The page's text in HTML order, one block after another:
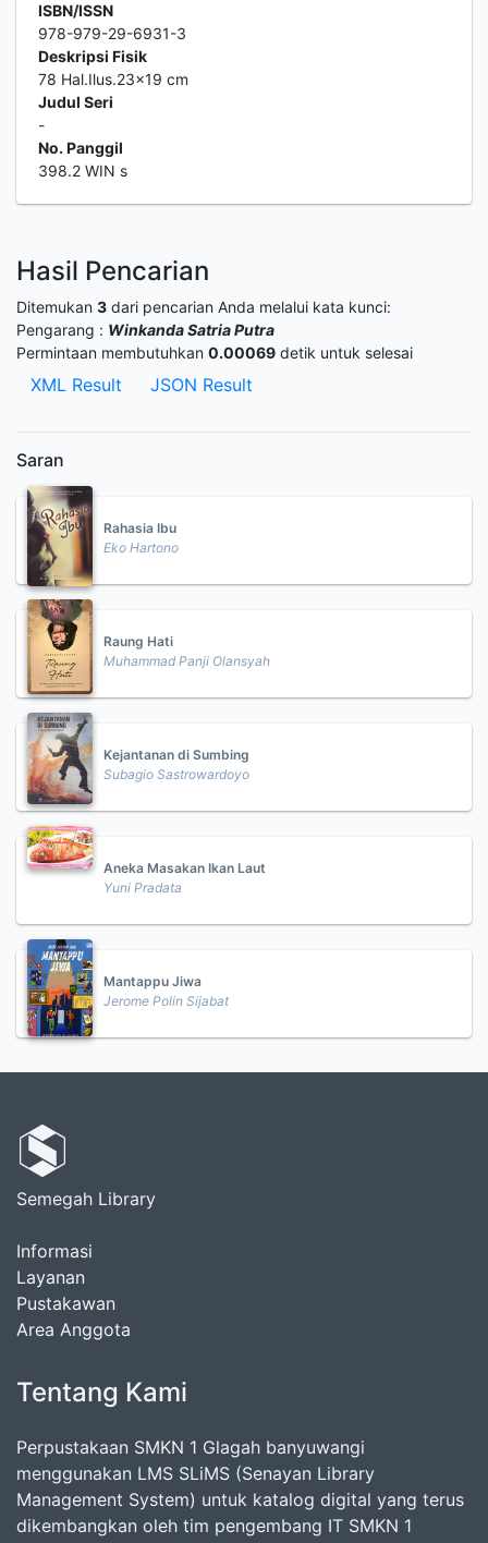
ISBN/ISSN
978-979-29-6931-3
Deskripsi Fisik
78 Hal.Ilus.23x19 cm
Judul Seri
-
No. Panggil
398.2 WIN s
Hasil Pencarian
Ditemukan 3 dari pencarian Anda melalui kata kunci:
Pengarang : Winkanda Satria Putra
Permintaan membutuhkan 0.00069 detik untuk selesai
XML Result JSON Result
Saran
Rahasia Ibu
Eko Hartono
Raung Hati
Muhammad Panji Olansyah
Kejantanan di Sumbing
Subagio Sastrowardoyo
Aneka Masakan Ikan Laut
Yuni Pradata
Mantappu Jiwa
Jerome Polin Sijabat
Semegah Library
Informasi
Layanan
Pustakawan
Area Anggota
Tentang Kami
Perpustakaan SMKN 1 Glagah banyuwangi
menggunakan LMS SLiMS (Senayan Library
Management System) untuk katalog digital yang terus
dikembangkan oleh tim pengembang IT SMKN 1